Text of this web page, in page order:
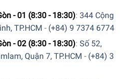
đây robot của bạn trở lên thông
950 tự động tối ưu hóa
theo sơ đồ vệ sinh trong căn hộ
vệ sinh cũng như không bỏ sót
- 01 (8:30 - 18:30): 344 Cộng
TP.HCM - (+84) 9 7374 6774
- 02 (8:30 - 18:30): Số 52,
Quận 7, TP.HCM - (+84) 3